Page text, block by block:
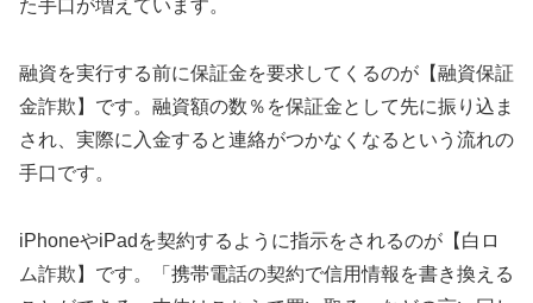
た手口が増えています。
融資を実行する前に保証金を要求してくるのが【融資保証
金詐欺】です。融資額の数％を保証金として先に振り込ま
され、実際に入金すると連絡がつかなくなるという流れの
手口です。
iPhoneやiPadを契約するように指示をされるのが【白ロ
ム詐欺】です。「携帯電話の契約で信用情報を書き換える